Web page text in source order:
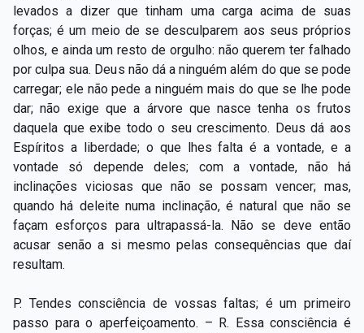
levados a dizer que tinham uma carga acima de suas
forças; é um meio de se desculparem aos seus próprios
olhos, e ainda um resto de orgulho: não querem ter falhado
por culpa sua. Deus não dá a ninguém além do que se pode
carregar; ele não pede a ninguém mais do que se lhe pode
dar; não exige que a árvore que nasce tenha os frutos
daquela que exibe todo o seu crescimento. Deus dá aos
Espíritos a liberdade; o que lhes falta é a vontade, e a
vontade só depende deles; com a vontade, não há
inclinações viciosas que não se possam vencer; mas,
quando há deleite numa inclinação, é natural que não se
façam esforços para ultrapassá-la. Não se deve então
acusar senão a si mesmo pelas consequências que daí
resultam.
P. Tendes consciência de vossas faltas; é um primeiro
passo para o aperfeiçoamento. – R. Essa consciência é